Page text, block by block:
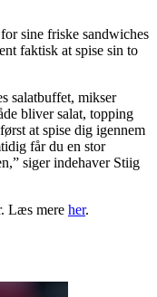
sine friske sandwiches
faktisk at spise sin to
salatbuffet, mikser
bliver salat, topping
at spise dig igennem
får du en stor
siger indehaver Stiig
Læs mere her.